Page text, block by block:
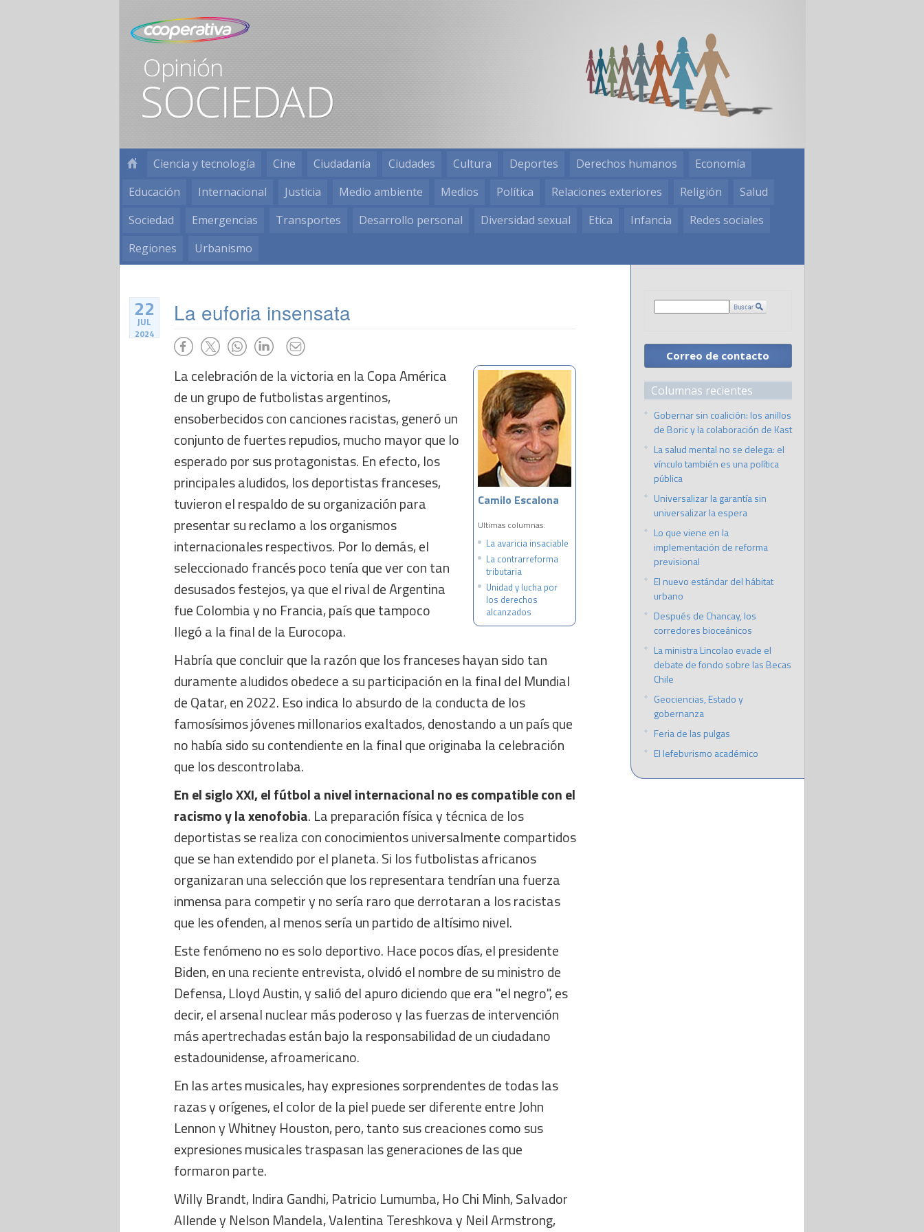
Ciencia y tecnología Cine Ciudadanía Ciudades Cultura Deportes Derechos humanos
Economía
Educación
Internacional Justicia Medio ambiente Medios Política Relaciones exteriores Religión
Salud
Sociedad
Emergencias Transportes Desarrollo personal Diversidad sexual Etica Infancia
Redes sociales
Regiones
Urbanismo
22
JUL
2024
La euforia insensata
Camilo Escalona
Ultimas columnas:
La avaricia insaciable
La contrarreforma
tributaria
Unidad y lucha por
los derechos
alcanzados
La celebración de la victoria en la Copa América
de un grupo de futbolistas argentinos,
ensoberbecidos con canciones racistas, generó un
conjunto de fuertes repudios, mucho mayor que lo
esperado por sus protagonistas. En efecto, los
principales aludidos, los deportistas franceses,
tuvieron el respaldo de su organización para
presentar su reclamo a los organismos
internacionales respectivos. Por lo demás, el
seleccionado francés poco tenía que ver con tan
desusados festejos, ya que el rival de Argentina
fue Colombia y no Francia, país que tampoco
llegó a la final de la Eurocopa.
Habría que concluir que la razón que los franceses hayan sido tan
duramente aludidos obedece a su participación en la final del Mundial
de Qatar, en 2022. Eso indica lo absurdo de la conducta de los
famosísimos jóvenes millonarios exaltados, denostando a un país que
no había sido su contendiente en la final que originaba la celebración
que los descontrolaba.
En el siglo XXI, el fútbol a nivel internacional no es compatible con el
racismo y la xenofobia. La preparación física y técnica de los
deportistas se realiza con conocimientos universalmente compartidos
que se han extendido por el planeta. Si los futbolistas africanos
organizaran una selección que los representara tendrían una fuerza
inmensa para competir y no sería raro que derrotaran a los racistas
que les ofenden, al menos sería un partido de altísimo nivel.
Este fenómeno no es solo deportivo. Hace pocos días, el presidente
Biden, en una reciente entrevista, olvidó el nombre de su ministro de
Defensa, Lloyd Austin, y salió del apuro diciendo que era "el negro", es
decir, el arsenal nuclear más poderoso y las fuerzas de intervención
más apertrechadas están bajo la responsabilidad de un ciudadano
estadounidense, afroamericano.
En las artes musicales, hay expresiones sorprendentes de todas las
razas y orígenes, el color de la piel puede ser diferente entre John
Lennon y Whitney Houston, pero, tanto sus creaciones como sus
expresiones musicales traspasan las generaciones de las que
formaron parte.
Willy Brandt, Indira Gandhi, Patricio Lumumba, Ho Chi Minh, Salvador
Allende y Nelson Mandela, Valentina Tereshkova y Neil Armstrong,
Correo de contacto
Columnas recientes
Gobernar sin coalición: los anillos
de Boric y la colaboración de Kast
La salud mental no se delega: el
vínculo también es una política
pública
Universalizar la garantía sin
universalizar la espera
Lo que viene en la
implementación de reforma
previsional
El nuevo estándar del hábitat
urbano
Después de Chancay, los
corredores bioceánicos
La ministra Lincolao evade el
debate de fondo sobre las Becas
Chile
Geociencias, Estado y
gobernanza
Feria de las pulgas
El lefebvrismo académico